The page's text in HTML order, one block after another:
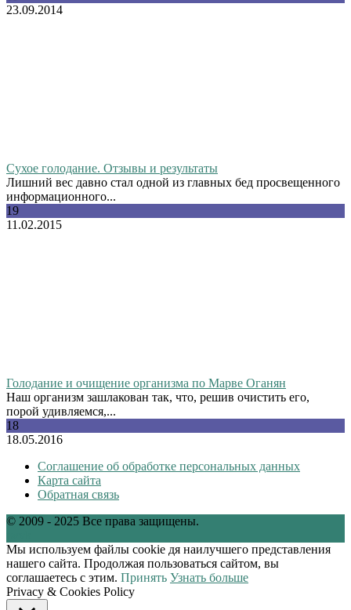
23.09.2014
Сухое голодание. Отзывы и результаты
Лишний вес давно стал одной из главных бед просвещенного
информационного...
19
11.02.2015
Голодание и очищение организма по Марве Оганян
Наш организм зашлакован так, что, решив очистить его,
порой удивляемся,...
18
18.05.2016
Соглашение об обработке персональных данных
Карта сайта
Обратная связь
© 2009 - 2025 Все права защищены.
Мы используем файлы cookie дя наилучшего представления
нашего сайта. Продолжая пользоваться сайтом, вы
соглашаетесь с этим. Принять Узнать больше
Privacy & Cookies Policy